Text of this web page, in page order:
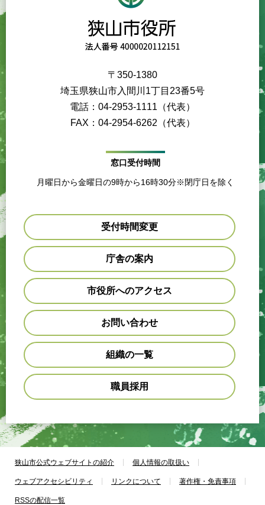
〒350-1380
埼玉県狭山市入間川1丁目23番5号
電話：04-2953-1111（代表）
FAX：04-2954-6262（代表）
窓口受付時間
月曜日から金曜日の9時から16時30分※閉庁日を除く
受付時間変更
庁舎の案内
市役所へのアクセス
お問い合わせ
組織の一覧
職員採用
狭山市公式ウェブサイトの紹介 個人情報の取扱い
ウェブアクセシビリティ リンクについて 著作権・免責事項
RSSの配信一覧